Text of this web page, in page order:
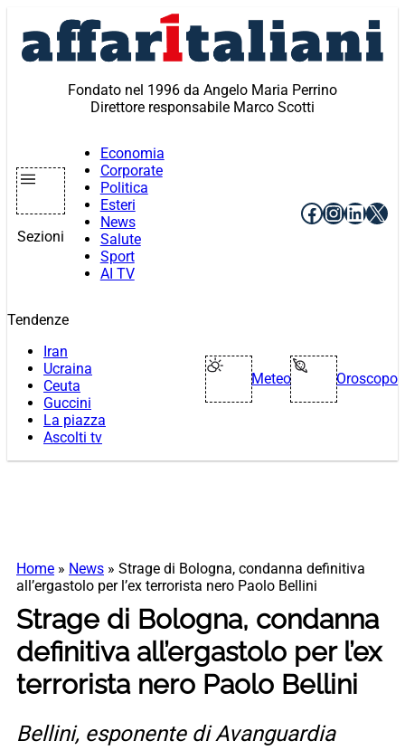
contenuto
Fondato nel 1996 da Angelo Maria Perrino
Direttore responsabile Marco Scotti
Sezioni
Economia
Corporate
Politica
Esteri
News
Salute
Sport
AI TV
Facebook
X
Tendenze
Iran
Ucraina
Ceuta
Guccini
La piazza
Ascolti tv
Meteo Oroscopo
Home » News » Strage di Bologna, condanna definitiva
all’ergastolo per l’ex terrorista nero Paolo Bellini
Strage di Bologna, condanna
definitiva all’ergastolo per l’ex
terrorista nero Paolo Bellini
Bellini, esponente di Avanguardia